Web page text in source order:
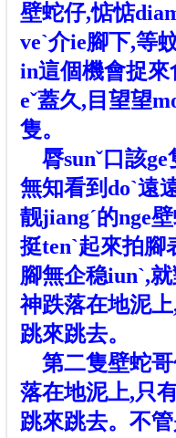
壁蛇仔,惦惦
veˋ介ie腳下,等
in這個機會捉來
eˇ蓋久,目望望
隻。
脣sunˇ口該ge
無知看到doˋ遠
靓jiangˊ的nge
挺tenˋ起來拍腳
腳無企稳iunˋ,
神跌落在地泥上
跳來跳去。
第二隻壁蛇哥
落在地泥上,只
跳來跳去。不